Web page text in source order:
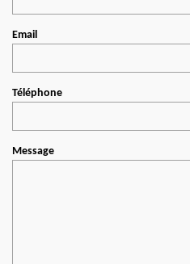
Email
Téléphone
Message